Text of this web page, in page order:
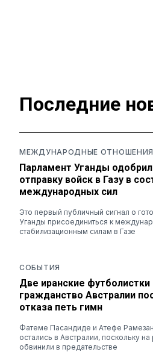
Последние
МЕЖДУНАРОДНЫЕ ОТНОШЕНИЯ
Парламент Уганды одобрил
отправку войск в Газу в
международных сил
Это первый публичный сигнал о
Уганды присоединиться к
стабилизационным силам в Газе
СОБЫТИЯ
Две иранские футболистки
гражданство Австралии
отказа петь гимн
Фатеме Пасандиде и Атефе
остались в Австралии, поскольку
обвинили в предательстве